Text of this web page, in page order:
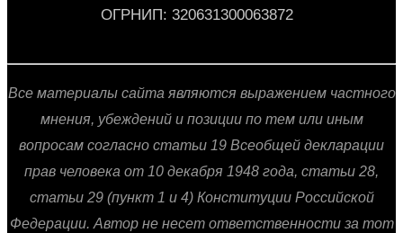
ОГРНИП: 320631300063872
Все материалы сайта являются выражением частного
мнения, убеждений и позиции по тем или иным
вопросам согласно статьи 19 Всеобщей декларации
прав человека от 10 декабря 1948 года, статьи 28,
статьи 29 (пункт 1 и 4) Конституции Российской
Федерации. Автор не несет ответственности за тот